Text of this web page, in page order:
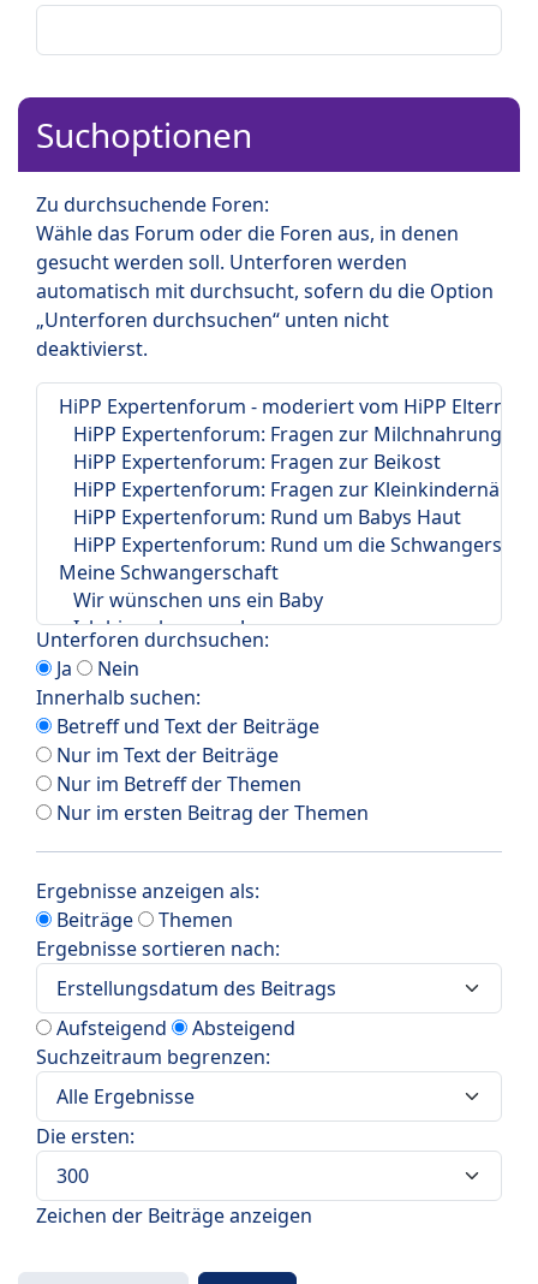
Suchoptionen
Zu durchsuchende Foren:
Wähle das Forum oder die Foren aus, in denen
gesucht werden soll. Unterforen werden
automatisch mit durchsucht, sofern du die Option
„Unterforen durchsuchen“ unten nicht
deaktivierst.
Unterforen durchsuchen:
Ja
Nein
Innerhalb suchen:
Betreff und Text der Beiträge
Nur im Text der Beiträge
Nur im Betreff der Themen
Nur im ersten Beitrag der Themen
Ergebnisse anzeigen als:
Beiträge
Themen
Ergebnisse sortieren nach:
Aufsteigend
Absteigend
Suchzeitraum begrenzen:
Die ersten:
Zeichen der Beiträge anzeigen